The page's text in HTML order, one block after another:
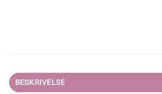
BESKRIVELSE